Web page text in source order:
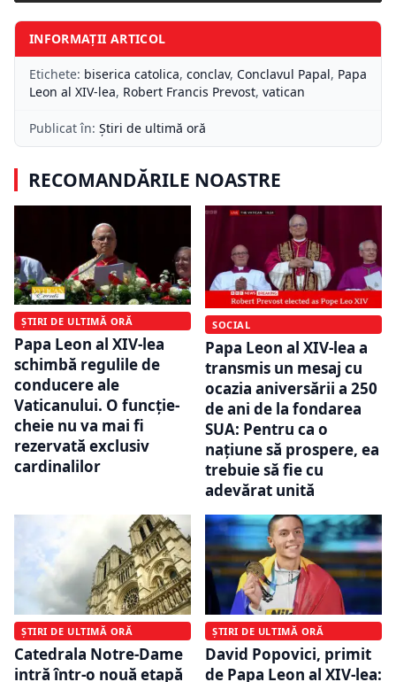
INFORMAȚII ARTICOL
Etichete: biserica catolica, conclav, Conclavul Papal, Papa
Leon al XIV-lea, Robert Francis Prevost, vatican
Publicat în: Știri de ultimă oră
RECOMANDĂRILE NOASTRE
ȘTIRI DE ULTIMĂ ORĂ
Papa Leon al XIV-lea
schimbă regulile de
conducere ale
Vaticanului. O funcție-
cheie nu va mai fi
rezervată exclusiv
cardinalilor
SOCIAL
Papa Leon al XIV-lea a
transmis un mesaj cu
ocazia aniversării a 250
de ani de la fondarea
SUA: Pentru ca o
națiune să prospere, ea
trebuie să fie cu
adevărat unită
ȘTIRI DE ULTIMĂ ORĂ
Catedrala Notre-Dame
intră într-o nouă etapă
ȘTIRI DE ULTIMĂ ORĂ
David Popovici, primit
de Papa Leon al XIV-lea: